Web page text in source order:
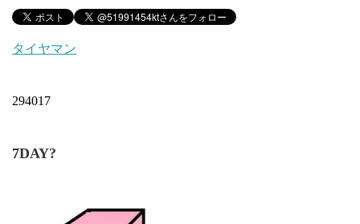
タイヤマン
294017
7DAY?